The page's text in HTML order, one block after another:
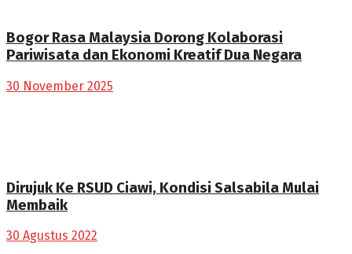
Bogor Rasa Malaysia Dorong Kolaborasi
Pariwisata dan Ekonomi Kreatif Dua Negara
30 November 2025
Dirujuk Ke RSUD Ciawi, Kondisi Salsabila Mulai
Membaik
30 Agustus 2022